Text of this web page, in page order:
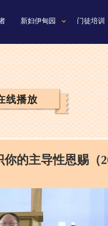
新妇伊甸园 门徒培训
线播放
的主导性恩赐（